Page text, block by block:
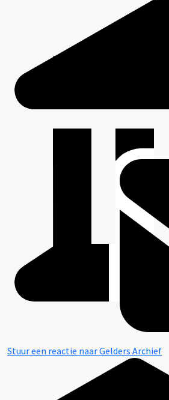
Stuur een reactie naar Gelders Archief